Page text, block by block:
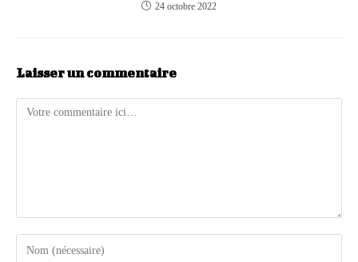
24 octobre 2022
Laisser un commentaire